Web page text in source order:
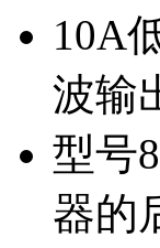
10A
波输
型号
器的